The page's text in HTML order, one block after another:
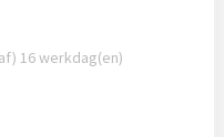
16 werkdag(en)